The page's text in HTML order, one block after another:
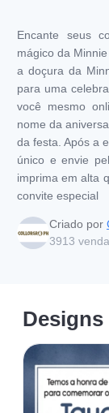
Encante seus
mágico da
a doçura da
para uma
você mesmo
nome da
da festa. Após a
único e envie
imprima em alta
convite especial
Criado por
3913